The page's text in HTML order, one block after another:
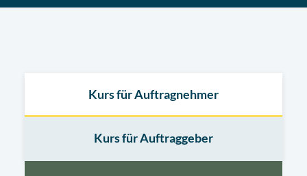
Kurs für Auftragnehmer
Kurs für Auftraggeber